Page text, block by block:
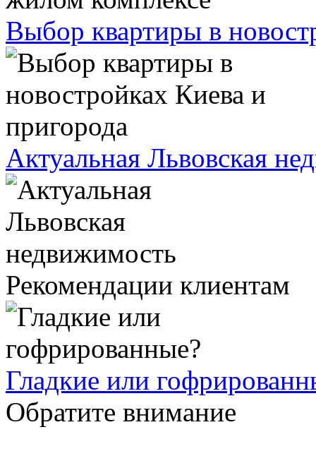
Выбор квартиры в
Актуальная Львовская
Рекомендации клиентам
Гладкие или
Обратите внимание